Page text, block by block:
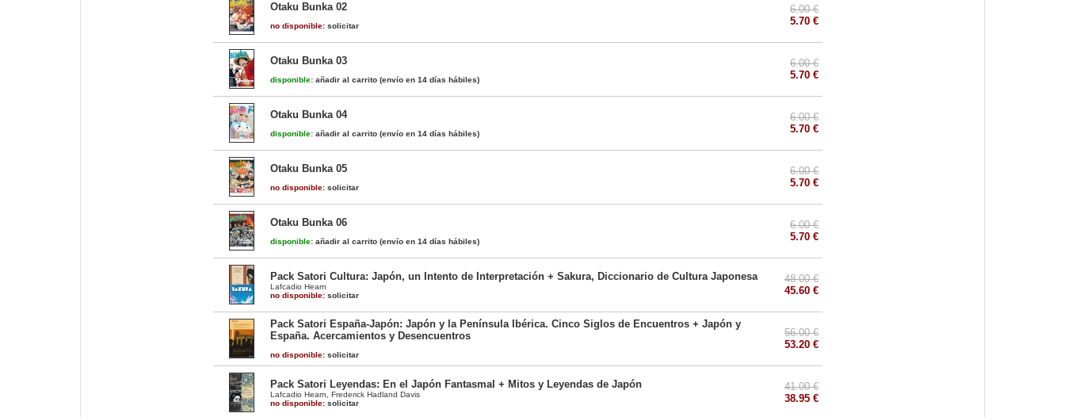
Otaku Bunka 02
no disponible: solicitar
6.00 €
5.70 €
Otaku Bunka 03
disponible: añadir al carrito (envío en 14 días hábiles)
6.00 €
5.70 €
Otaku Bunka 04
disponible: añadir al carrito (envío en 14 días hábiles)
6.00 €
5.70 €
Otaku Bunka 05
no disponible: solicitar
6.00 €
5.70 €
Otaku Bunka 06
disponible: añadir al carrito (envío en 14 días hábiles)
6.00 €
5.70 €
Pack Satori Cultura: Japón, un Intento de Interpretación + Sakura, Diccionario de Cultura Japonesa
Lafcadio Hearn
no disponible: solicitar
48.00 €
45.60 €
Pack Satori España-Japón: Japón y la Península Ibérica. Cinco Siglos de Encuentros + Japón y
España. Acercamientos y Desencuentros
no disponible: solicitar
56.00 €
53.20 €
Pack Satori Leyendas: En el Japón Fantasmal + Mitos y Leyendas de Japón
Lafcadio Hearn
Frederick Hadland Davis
no disponible: solicitar
41.00 €
38.95 €